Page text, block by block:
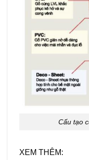
Cấu tạo
XEM THÊM: